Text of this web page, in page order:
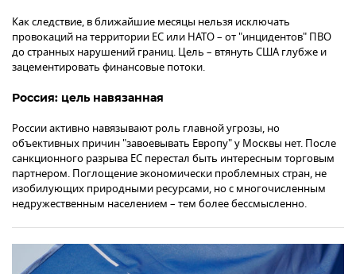
Как следствие, в ближайшие месяцы нельзя исключать
провокаций на территории ЕС или НАТО – от "инцидентов" ПВО
до странных нарушений границ. Цель – втянуть США глубже и
зацементировать финансовые потоки.
Россия: цель навязанная
России активно навязывают роль главной угрозы, но
объективных причин "завоевывать Европу" у Москвы нет. После
санкционного разрыва ЕС перестал быть интересным торговым
партнером. Поглощение экономически проблемных стран, не
изобилующих природными ресурсами, но с многочисленным
недружественным населением – тем более бессмысленно.